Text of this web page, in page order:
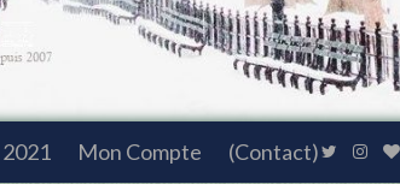
2021 Mon Compte (Contact)